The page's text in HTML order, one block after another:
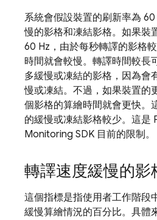
系統會假設裝置的刷新率為
慢的影格和凍結影格。如果裝
60 Hz，由於每秒轉譯的影格
時間就會較慢。轉譯時間較長
多緩慢或凍結的影格，因為會
慢或凍結。不過，如果裝置的
個影格的算繪時間就會更快。
的緩慢或凍結影格較少。這是
Monitoring SDK 目前的限制。
轉譯速度緩慢的影
這個指標是指使用者工作階段
緩慢算繪情況的百分比。具體